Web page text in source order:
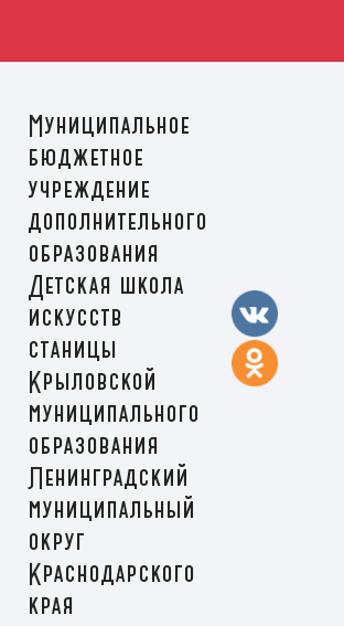
Муниципальное
бюджетное
учреждение
дополнительного
образования
Детская школа
искусств
станицы
Крыловской
муниципального
образования
Ленинградский
муниципальный
округ
Краснодарского
края